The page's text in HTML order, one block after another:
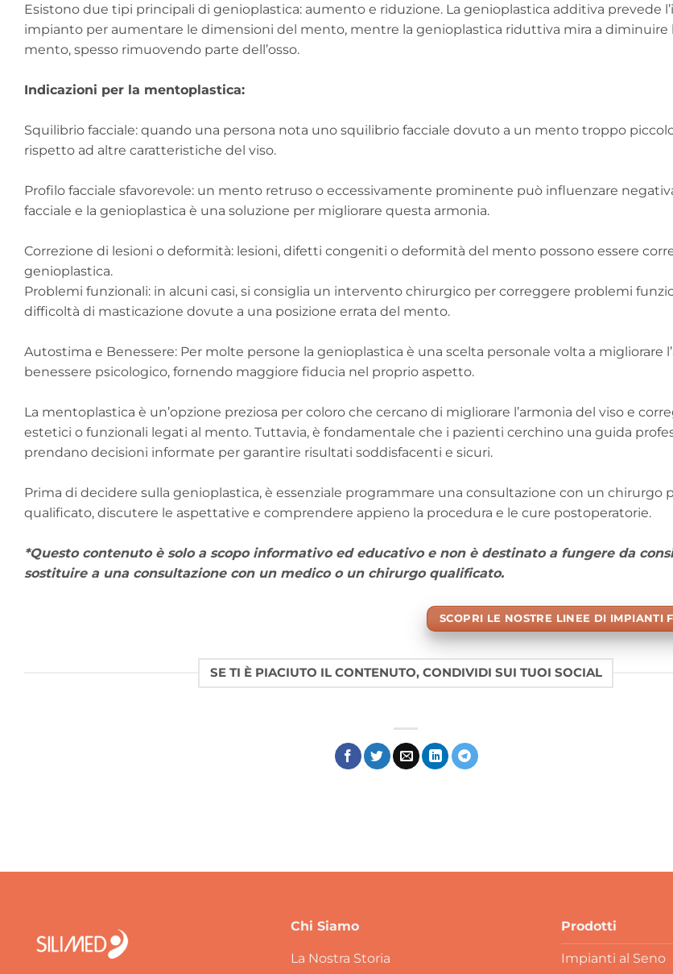
Esistono due tipi principali di genioplastica: aumento e riduzione. La genioplastica additiva prevede
impianto per aumentare le dimensioni del mento, mentre la genioplastica riduttiva mira a diminuire
mento, spesso rimuovendo parte dell’osso.
Indicazioni per la mentoplastica:
Squilibrio facciale: quando una persona nota uno squilibrio facciale dovuto a un mento troppo
rispetto ad altre caratteristiche del viso.
Profilo facciale sfavorevole: un mento retruso o eccessivamente prominente può influenzare
facciale e la genioplastica è una soluzione per migliorare questa armonia.
Correzione di lesioni o deformità: lesioni, difetti congeniti o deformità del mento possono essere
genioplastica.
Problemi funzionali: in alcuni casi, si consiglia un intervento chirurgico per correggere problemi
difficoltà di masticazione dovute a una posizione errata del mento.
Autostima e Benessere: Per molte persone la genioplastica è una scelta personale volta a migliorare
benessere psicologico, fornendo maggiore fiducia nel proprio aspetto.
La mentoplastica è un’opzione preziosa per coloro che cercano di migliorare l’armonia del viso e
estetici o funzionali legati al mento. Tuttavia, è fondamentale che i pazienti cerchino una guida
prendano decisioni informate per garantire risultati soddisfacenti e sicuri.
Prima di decidere sulla genioplastica, è essenziale programmare una consultazione con un chirurgo
qualificato, discutere le aspettative e comprendere appieno la procedura e le cure postoperatorie.
*Questo contenuto è solo a scopo informativo ed educativo e non è destinato a fungere da
sostituire a una consultazione con un medico o un chirurgo qualificato.
SCOPRI LE NOSTRE LINEE DI IMPIANTI
SE TI È PIACIUTO IL CONTENUTO, CONDIVIDI SUI TUOI SOCIAL
Chi Siamo
La Nostra Storia
Prodotti
Impianti al Seno